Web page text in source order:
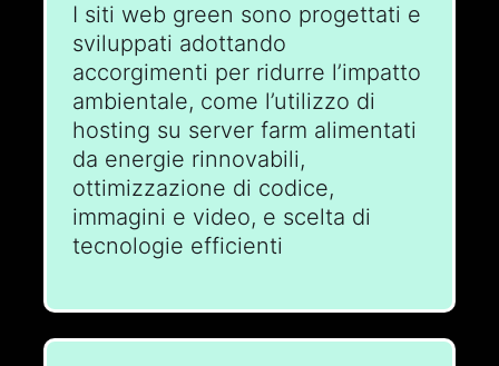
I siti web green sono progettati e
sviluppati adottando
accorgimenti per ridurre l’impatto
ambientale, come l’utilizzo di
hosting su server farm alimentati
da energie rinnovabili,
ottimizzazione di codice,
immagini e video, e scelta di
tecnologie efficienti